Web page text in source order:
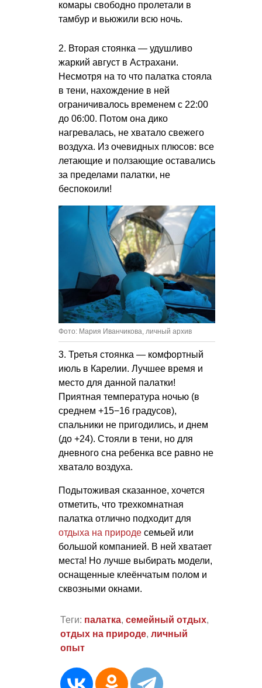
комары свободно пролетали в
тамбур и вьюжили всю ночь.
2. Вторая стоянка — удушливо
жаркий август в Астрахани.
Несмотря на то что палатка стояла
в тени, нахождение в ней
ограничивалось временем с 22:00
до 06:00. Потом она дико
нагревалась, не хватало свежего
воздуха. Из очевидных плюсов: все
летающие и ползающие оставались
за пределами палатки, не
беспокоили!
Фото: Мария Иванчикова, личный архив
3. Третья стоянка — комфортный
июль в Карелии. Лучшее время и
место для данной палатки!
Приятная температура ночью (в
среднем +15−16 градусов),
спальники не пригодились, и днем
(до +24). Стояли в тени, но для
дневного сна ребенка все равно не
хватало воздуха.
Подытоживая сказанное, хочется
отметить, что трехкомнатная
палатка отлично подходит для
отдыха на природе семьей или
большой компанией. В ней хватает
места! Но лучше выбирать модели,
оснащенные клеёнчатым полом и
сквозными окнами.
Теги: палатка, семейный отдых,
отдых на природе, личный
опыт